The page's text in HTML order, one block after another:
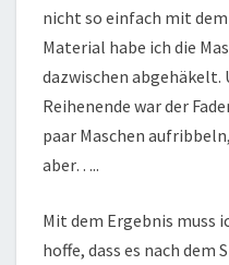
nicht so einfach mit
Material habe ich die
dazwischen abgehäkelt.
Reihenende war der
paar Maschen
aber…..
Mit dem Ergebnis muss
hoffe, dass es nach dem